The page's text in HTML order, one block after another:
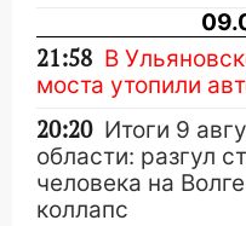
21:58 В
моста утопили
20:20 Итоги 9
области: разгул
человека на
коллапс